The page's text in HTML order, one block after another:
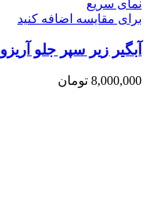
نمای سریع
برای مقایسه اضافه کنید
آبگیر زیر سپر جلو آریزو 6 GT
8,000,000 تومان